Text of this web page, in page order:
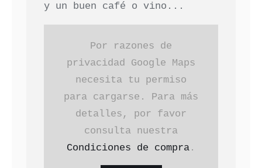
y un buen café o vino...
Por razones de
privacidad Google Maps
necesita tu permiso
para cargarse. Para más
detalles, por favor
consulta nuestra
Condiciones de compra .